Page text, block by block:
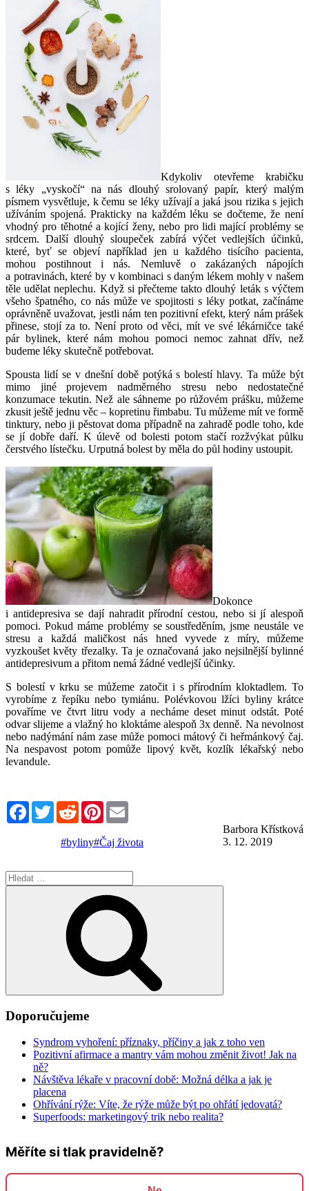
Kdykoliv otevřeme krabičku
s léky „vyskočí“ na nás dlouhý srolovaný papír, který malým
písmem vysvětluje, k čemu se léky užívají a jaká jsou rizika s jejich
užíváním spojená. Prakticky na každém léku se dočteme, že není
vhodný pro těhotné a kojící ženy, nebo pro lidi mající problémy se
srdcem. Další dlouhý sloupeček zabírá výčet vedlejších účinků,
které, byť se objeví například jen u každého tisícího pacienta,
mohou postihnout i nás. Nemluvě o zakázaných nápojích
a potravinách, které by v kombinaci s daným lékem mohly v našem
těle udělat neplechu. Když si přečteme takto dlouhý leták s výčtem
všeho špatného, co nás může ve spojitosti s léky potkat, začínáme
oprávněně uvažovat, jestli nám ten pozitivní efekt, který nám prášek
přinese, stojí za to. Není proto od věci, mít ve své lékárničce také
pár bylinek, které nám mohou pomoci nemoc zahnat dřív, než
budeme léky skutečně potřebovat.
Spousta lidí se v dnešní době potýká s bolestí hlavy. Ta může být
mimo jiné projevem nadměrného stresu nebo nedostatečné
konzumace tekutin. Než ale sáhneme po růžovém prášku, můžeme
zkusit ještě jednu věc – kopretinu řimbabu. Tu můžeme mít ve formě
tinktury, nebo ji pěstovat doma případně na zahradě podle toho, kde
se jí dobře daří. K úlevě od bolesti potom stačí rozžvýkat půlku
čerstvého lístečku. Urputná bolest by měla do půl hodiny ustoupit.
Dokonce
i antidepresiva se dají nahradit přírodní cestou, nebo si jí alespoň
pomoci. Pokud máme problémy se soustředěním, jsme neustále ve
stresu a každá maličkost nás hned vyvede z míry, můžeme
vyzkoušet květy třezalky. Ta je označovaná jako nejsilnější bylinné
antidepresivum a přitom nemá žádné vedlejší účinky.
S bolestí v krku se můžeme zatočit i s přírodním kloktadlem. To
vyrobíme z řepíku nebo tymiánu. Polévkovou lžíci byliny krátce
povaříme ve čtvrt litru vody a necháme deset minut odstát. Poté
odvar slijeme a vlažný ho kloktáme alespoň 3x denně. Na nevolnost
nebo nadýmání nám zase může pomoci mátový či heřmánkový čaj.
Na nespavost potom pomůže lipový květ, kozlík lékařský nebo
levandule.
FacebookTwitterRedditPinterest
Barbora Křístková
3. 12. 2019
#byliny#Čaj života
Hledat:
Doporučujeme
Syndrom vyhoření: příznaky, příčiny a jak z toho ven
Pozitivní afirmace a mantry vám mohou změnit život! Jak na
ně?
Návštěva lékaře v pracovní době: Možná délka a jak je
placena
Ohřívání rýže: Víte, že rýže může být po ohřátí jedovatá?
Superfoods: marketingový trik nebo realita?
Měříte si tlak pravidelně?